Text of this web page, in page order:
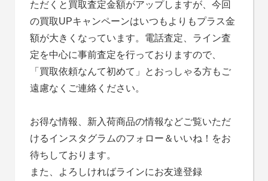
ただくと買取査定金額がアップしますが、今回
の買取UPキャンペーンはいつもよりもプラス金
額が大きくなっています。電話査定、ライン査
定を中心に事前査定を行っておりますので、
「買取依頼なんて初めて」とおっしゃる方もご
遠慮なくご連絡ください。
お得な情報、新入荷商品の情報などご覧いただ
けるインスタグラムのフォロー＆いいね！をお
待ちしております。
また、よろしければラインにお友達登録